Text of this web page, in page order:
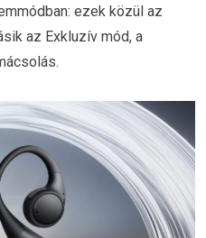
ezek közül az
az Exkluzív mód, a